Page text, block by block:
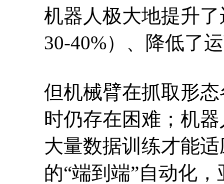
机器人极大地提升
30-40%）、降低了
但机械臂在抓取形
时仍存在困难；机
大量数据训练才能
的“端到端”自动化